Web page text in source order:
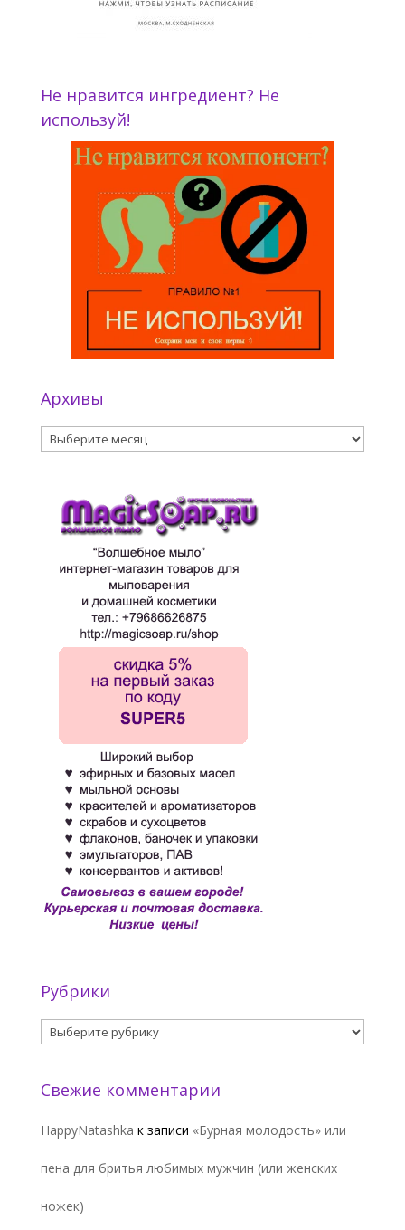
Не нравится ингредиент? Не
используй!
Архивы
Архивы
Рубрики
Рубрики
Свежие комментарии
HappyNatashka к записи «Бурная молодость» или
пена для бритья любимых мужчин (или женских
ножек)